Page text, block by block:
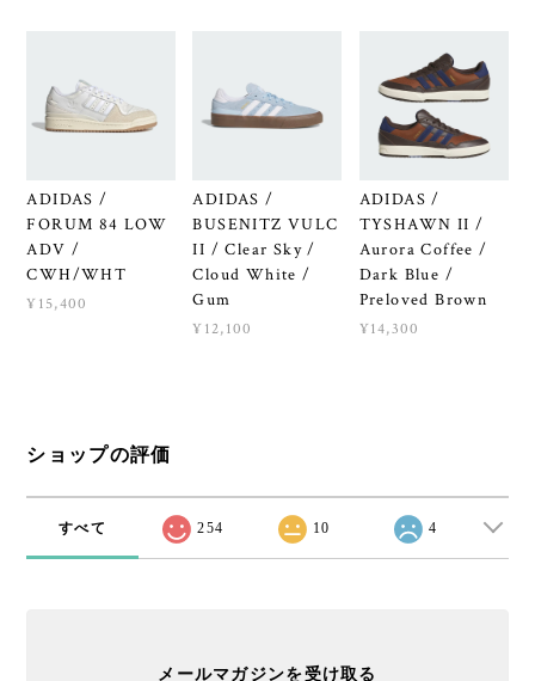
ADIDAS /
FORUM 84 LOW
ADV /
CWH/WHT
¥15,400
ADIDAS /
BUSENITZ VULC
II / Clear Sky /
Cloud White /
Gum
¥12,100
ADIDAS /
TYSHAWN II /
Aurora Coffee /
Dark Blue /
Preloved Brown
¥14,300
ショップの評価
すべて 254 10 4
メールマガジンを受け取る